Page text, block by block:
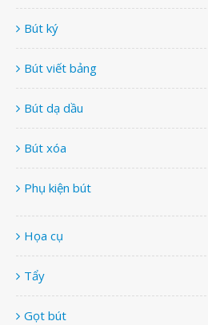
Bút ký
Bút viết bảng
Bút dạ dầu
Bút xóa
Phụ kiện bút
Họa cụ
Tẩy
Gọt bút